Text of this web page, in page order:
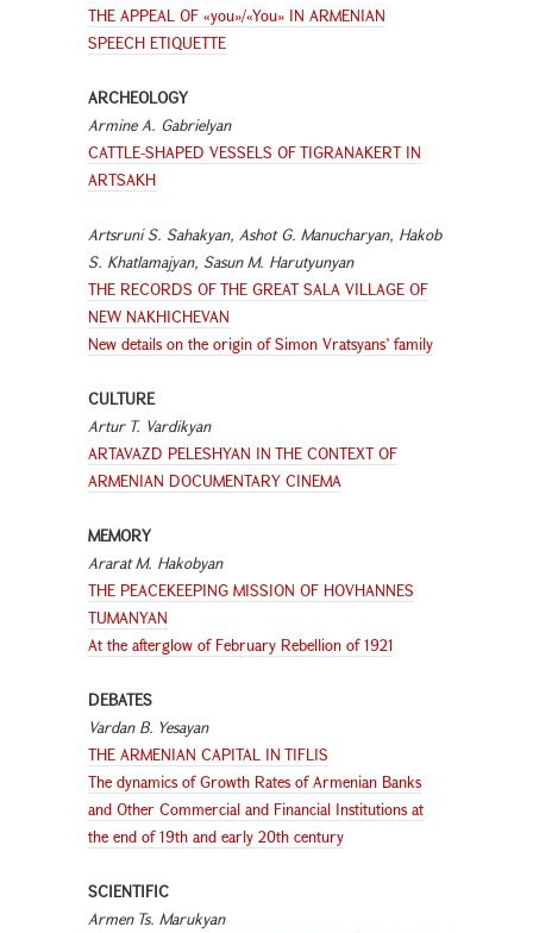
THE APPEAL OF «you»/«You» IN ARMENIAN
SPEECH ETIQUETTE
ARCHEOLOGY
Armine A. Gabrielyan
CATTLE-SHAPED VESSELS OF TIGRANAKERT IN
ARTSAKH
Artsruni S. Sahakyan, Ashot G. Manucharyan, Hakob
S. Khatlamajyan, Sasun M. Harutyunyan
THE RECORDS OF THE GREAT SALA VILLAGE OF
NEW NAKHICHEVAN
New details on the origin of Simon Vratsyans’ family
CULTURE
Artur T. Vardikyan
ARTAVAZD PELESHYAN IN THE CONTEXT OF
ARMENIAN DOCUMENTARY CINEMA
MEMORY
Ararat M. Hakobyan
THE PEACEKEEPING MISSION OF HOVHANNES
TUMANYAN
At the afterglow of February Rebellion of 1921
DEBATES
Vardan B. Yesayan
THE ARMENIAN CAPITAL IN TIFLIS
The dynamics of Growth Rates of Armenian Banks
and Other Commercial and Financial Institutions at
the end of 19th and early 20th century
SCIENTIFIC
Armen Ts. Marukyan